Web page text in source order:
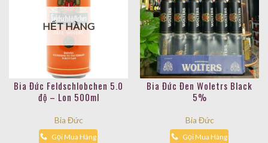
HẾT HÀNG
Bia Đức Feldschlobchen 5.0
độ – Lon 500ml
Bia Đức
Gọi Mua Hàng
Bia Đức Đen Woletrs Black
5%
Bia Đức
Gọi Mua Hàng